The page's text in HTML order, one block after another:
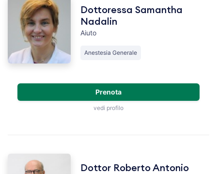
Dottoressa Samantha
Nadalin
Aiuto
Anestesia Generale
Prenota
vedi profilo
Dottor Roberto Antonio